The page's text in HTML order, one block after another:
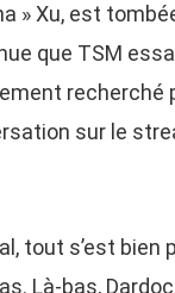
» Xu, est
que TSM
recherché
sur le
tout s’est
Là-bas,